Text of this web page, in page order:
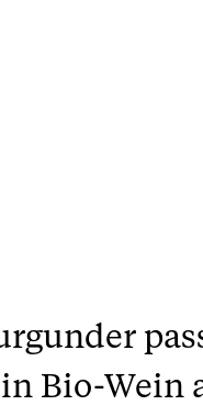
Bio-Wein